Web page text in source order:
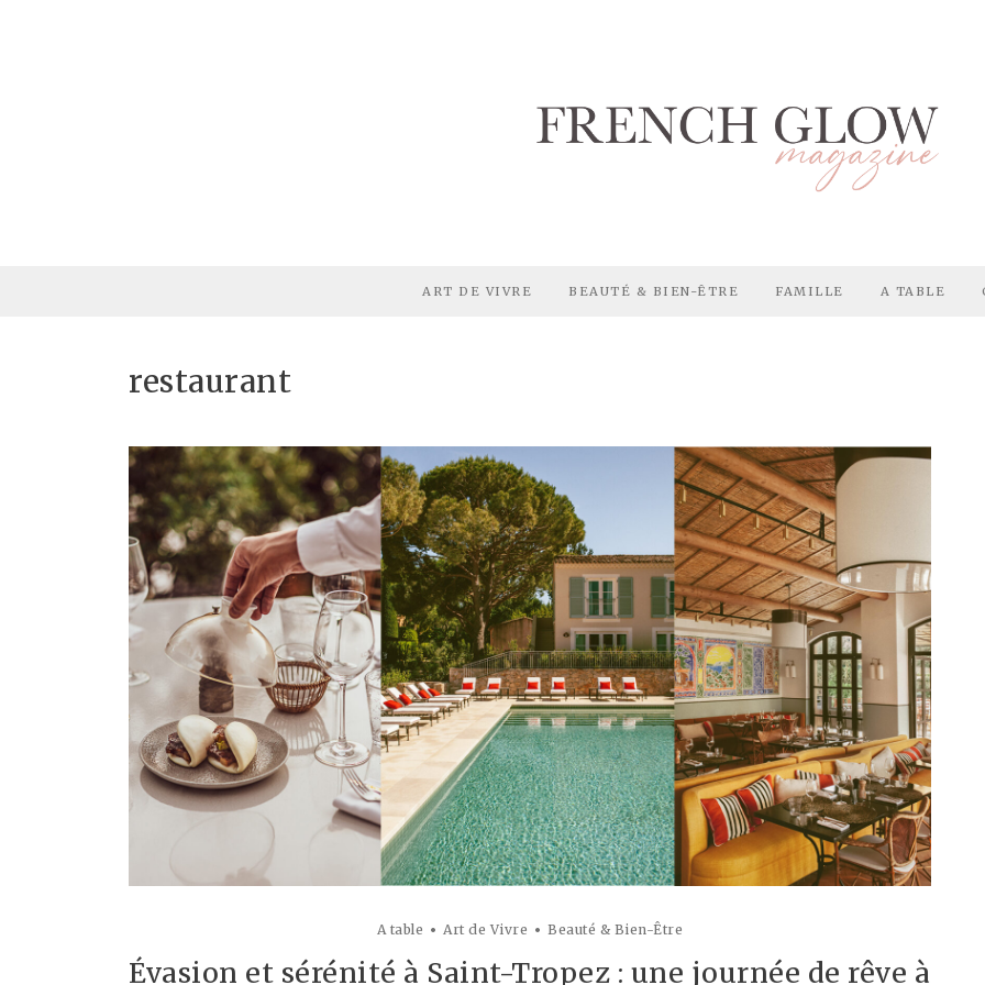
ART DE VIVRE BEAUTÉ & BIEN-ÊTRE FAMILLE A TABLE
restaurant
A table Art de Vivre Beauté & Bien-Être
Évasion et sérénité à Saint-Tropez : une journée de rêve à